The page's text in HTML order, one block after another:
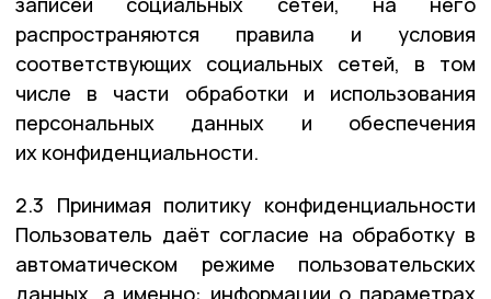
распространяются правила и условия
соответствующих социальных сетей, в том
числе в части обработки и использования
персональных данных и обеспечения
их конфиденциальности.
2.3 Принимая политику конфиденциальности
Пользователь даёт согласие на обработку в
автоматическом режиме пользовательских
данных, а именно: информации о параметрах